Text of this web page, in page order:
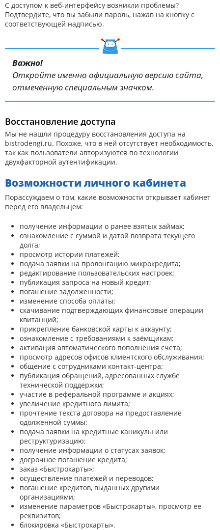
С доступом к веб-интерфейсу возникли проблемы?
Подтвердите, что вы забыли пароль, нажав на кнопку с
соответствующей надписью.
Важно!
Откройте именно официальную версию сайта,
отмеченную специальным значком.
Восстановление доступа
Мы не нашли процедуру восстановления доступа на
bistrodengi.ru. Похоже, что в ней отсутствует необходимость,
так как пользователи авторизуются по технологии
двухфакторной аутентификации.
Возможности личного кабинета
Порассуждаем о том, какие возможности открывает кабинет
перед его владельцем:
получение информации о ранее взятых займах;
ознакомление с суммой и датой возврата текущего
долга;
просмотр истории платежей;
подача заявки на пролонгацию микрокредита;
редактирование пользовательских настроек;
публикация запроса на новый кредит;
погашение задолженности;
изменение способа оплаты;
скачивание подтверждающих финансовые операции
квитанций;
прикрепление банковской карты к аккаунту;
ознакомление с требованиями к заёмщикам;
активация автоматического пополнения счета;
просмотр адресов офисов клиентского обслуживания;
общение с сотрудниками контакт-центра;
публикация обращений, адресованных службе
технической поддержки;
участие в реферальной программе и акциях;
увеличение кредитного лимита;
прочтение текста договора на предоставление
одолженной суммы;
подача заявки на кредитные каникулы или
реструктуризацию;
получение информации о статусах заявок;
досрочное погашение кредита;
заказ «Быстрокарты»;
осуществление платежей и переводов;
погашение кредитов, выданных другими
организациями;
изменение параметров «Быстрокарты», просмотр ее
реквизитов;
блокировка «Быстрокарты».